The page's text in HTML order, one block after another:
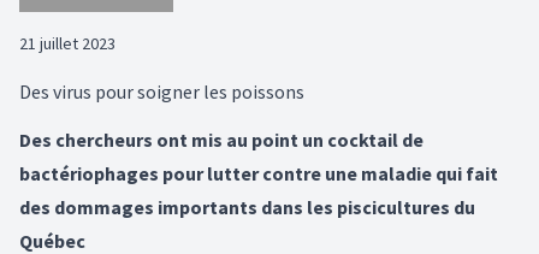
21 juillet 2023
Des virus pour soigner les poissons
Des chercheurs ont mis au point un cocktail de
bactériophages pour lutter contre une maladie qui fait
des dommages importants dans les piscicultures du
Québec